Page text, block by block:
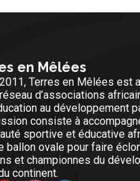
en Mêlées
Terres en Mêlées est
d’associations
au développement
consiste à
sportive et éducative
ballon ovale pour faire
et championnes du
continent.